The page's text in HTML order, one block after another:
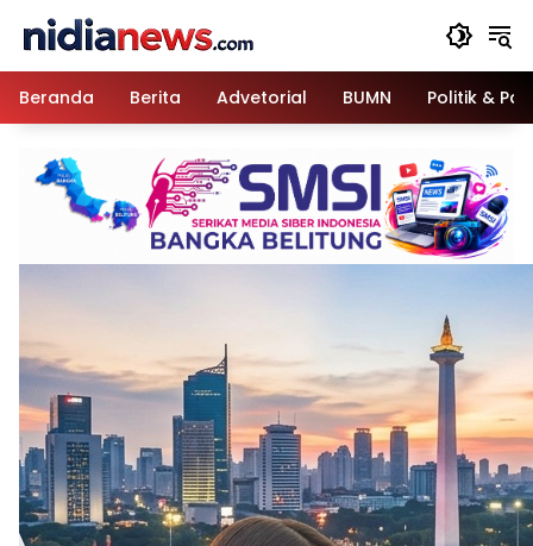
Beranda
Berita Advetorial BUMN Politik &